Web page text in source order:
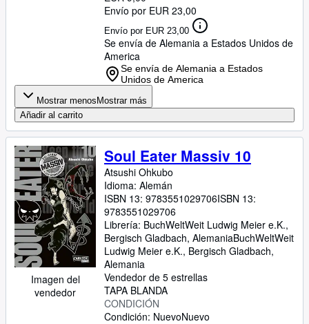
Envío por EUR 23,00
Envío por EUR 23,00
Se envía de Alemania a Estados Unidos de
America
Se envía de Alemania a Estados
Unidos de America
Mostrar menos Mostrar más
Añadir al carrito
Imagen del
vendedor
Soul Eater Massiv 10
Atsushi Ohkubo
Idioma: Alemán
ISBN 13: 9783551029706ISBN 13:
9783551029706
Librería: BuchWeltWeit Ludwig Meier e.K.,
Bergisch Gladbach, AlemaniaBuchWeltWeit
Ludwig Meier e.K., Bergisch Gladbach,
Alemania
Vendedor de 5 estrellas
TAPA BLANDA
CONDICIÓN
Condición: NuevoNuevo